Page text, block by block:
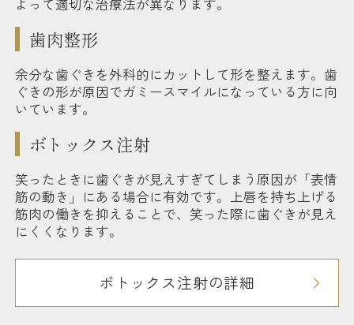
よって適切な治療法が異なります。
歯肉整形
余分な歯ぐきを外科的にカットして形を整えます。歯
ぐきの形が原因でガミースマイルになっている方に向
いています。
ボトックス注射
笑ったときに歯ぐきが見えすぎてしまう原因が「表情
筋の動き」にある場合に有効です。上唇を持ち上げる
筋肉の働きを抑えることで、笑った際に歯ぐきが見え
にくくなります。
ボトックス注射の詳細